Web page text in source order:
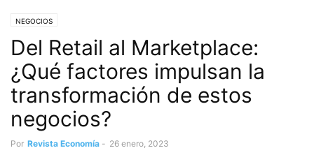
NEGOCIOS
Del Retail al Marketplace:
¿Qué factores impulsan la
transformación de estos
negocios?
Por Revista Economía - 26 enero, 2023